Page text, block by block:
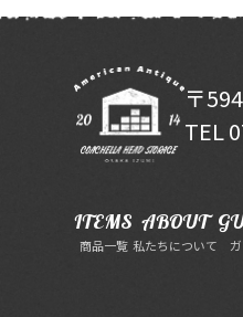
〒
TEL
ITEMS
商品一覧
ABOUT
私たちについて